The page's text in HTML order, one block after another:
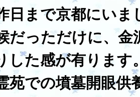
日まで京都にい
だっただけに、金
した感が有ります
苑での墳墓開眼供